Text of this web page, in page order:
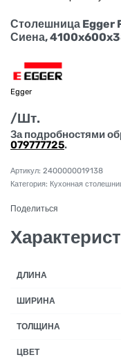
Столешница Egger
Сиена,
Egger
/Шт.
За подробностями
079777725.
2400000019138
Категория: Кухонная
Поделиться
ДЛИНА
ШИРИНА
ТОЛЩИНА
ЦВЕТ